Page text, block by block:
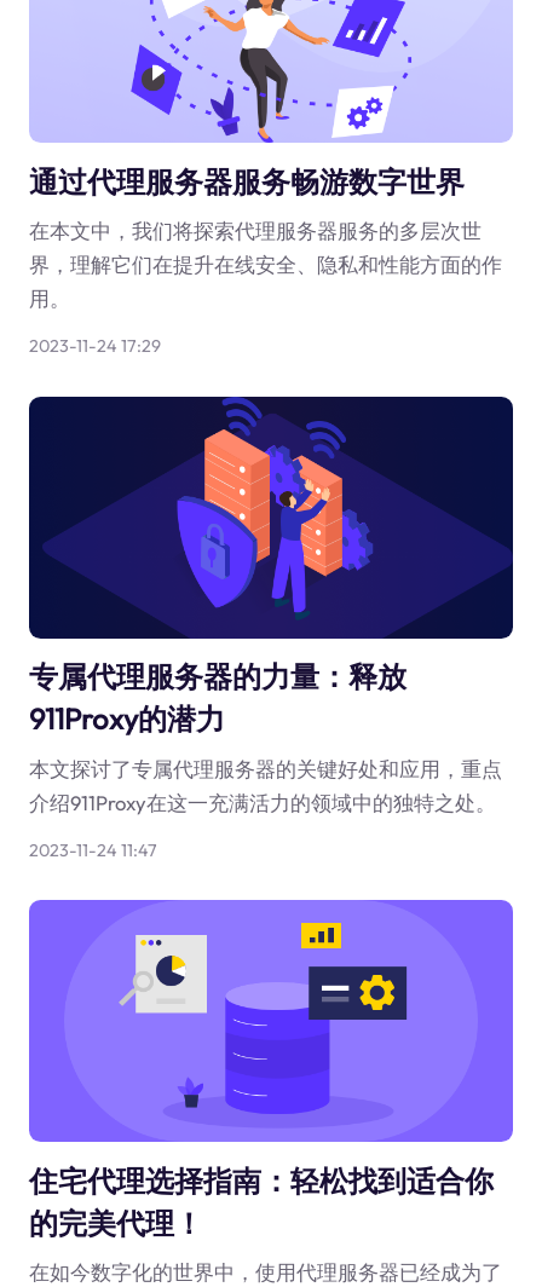
通过代理服务器服务畅游数字世界
在本文中，我们将探索代理服务器服务的多层次世
界，理解它们在提升在线安全、隐私和性能方面的作
用。
2023-11-24 17:29
专属代理服务器的力量：释放
911Proxy的潜力
本文探讨了专属代理服务器的关键好处和应用，重点
介绍911Proxy在这一充满活力的领域中的独特之处。
2023-11-24 11:47
住宅代理选择指南：轻松找到适合你
的完美代理！
在如今数字化的世界中，使用代理服务器已经成为了